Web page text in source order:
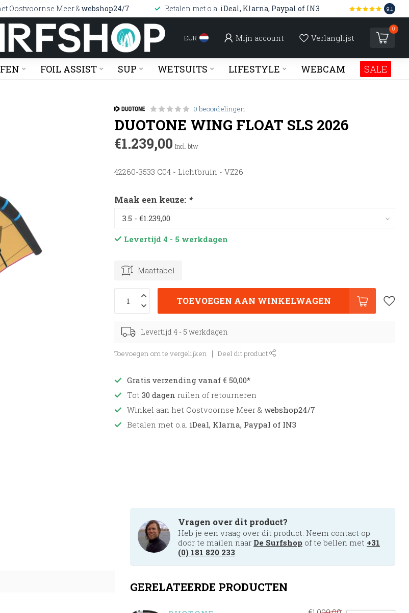
Oostvoornse Meer & webshop24/7 Betalen met o.a. iDeal, Klarna, Paypal of IN3 9.1
EUR Mijn account Verlanglijst
0
FOIL ASSIST SUP WETSUITS LIFESTYLE WEBCAM SALE
0 beoordelingen
DUOTONE WING FLOAT SLS 2026
€1.239,00 Incl. btw
42260-3533 C04 - Lichtbruin - VZ26
Maak een keuze: *
Levertijd 4 - 5 werkdagen
Maattabel
TOEVOEGEN AAN WINKELWAGEN
Levertijd 4 - 5 werkdagen
Toevoegen om te vergelijken Deel dit product
Gratis verzending vanaf € 50,00*
Tot30 dagen ruilen of retourneren
Winkel aan het Oostvoornse Meer &webshop24/7
Betalen met o.a. iDeal, Klarna, Paypal of IN3
Vragen over dit product?
Heb je een vraag over dit product. Neem contact op
door te mailen naar De Surfshop of te bellen met +31
(0) 181 820 233
GERELATEERDE PRODUCTEN